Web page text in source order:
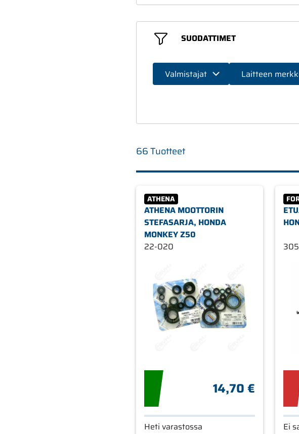
SUODATTIMET
Valmistajat Laitteen
66 Tuotteet
ATHENA
ATHENA MOOTTORIN
STEFASARJA, HONDA
MONKEY Z50
22-020
14,70 €
Heti varastossa Ei